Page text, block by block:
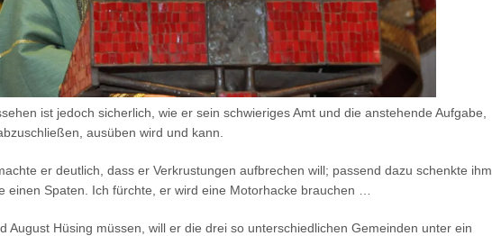
ist jedoch sicherlich, wie er sein schwieriges Amt und die anstehende Aufgabe,
ausüben wird und kann.
er deutlich, dass er Verkrustungen aufbrechen will; passend dazu schenkte ihm
einen Spaten. Ich fürchte, er wird eine Motorhacke brauchen …
August Hüsing müssen, will er die drei so unterschiedlichen Gemeinden unter ein